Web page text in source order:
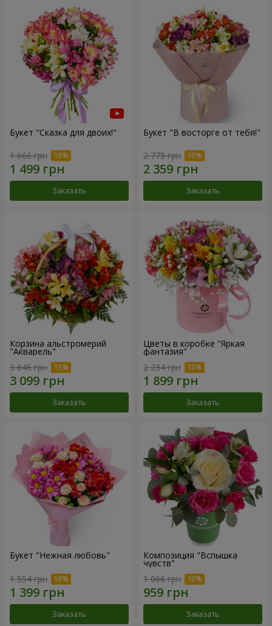
Букет "Сказка для двоих!"
1 666 грн
Заказать
Букет "В восторге от тебя!"
2 775 грн
Заказать
Корзина альстромерий
"Акварель"
3 646 грн
Заказать
Цветы в коробке "Яркая
фантазия"
2 234 грн
Заказать
Букет "Нежная любовь"
1 554 грн
Заказать
Композиция "Вспышка
чувств"
1 066 грн
Заказать